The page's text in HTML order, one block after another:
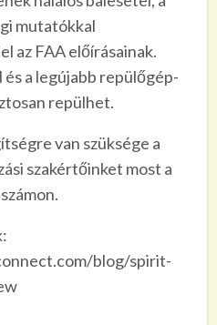
mutatókkal
az FAA előírásainak.
a legújabb repülőgép-
repülhet.
van szüksége a
szakértőinket most a
blog/spirit-